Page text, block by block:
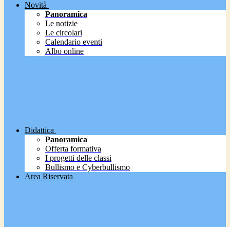
Novità
Panoramica
Le notizie
Le circolari
Calendario eventi
Albo online
Didattica
Panoramica
Offerta formativa
I progetti delle classi
Bullismo e Cyberbullismo
Area Riservata